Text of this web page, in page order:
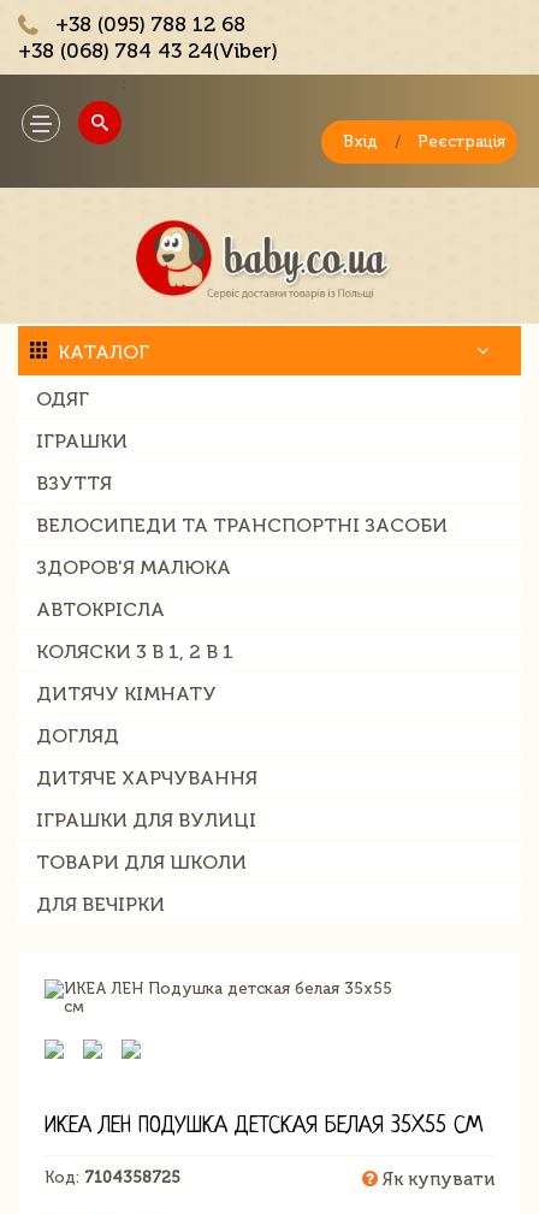
+38 (095) 788 12 68
+38 (068) 784 43 24(Viber)
Toggle
navigation
Вхід / Реєстрація
КАТАЛОГ
ОДЯГ
ІГРАШКИ
ВЗУТТЯ
ВЕЛОСИПЕДИ ТА ТРАНСПОРТНІ ЗАСОБИ
ЗДОРОВ'Я МАЛЮКА
АВТОКРІСЛА
КОЛЯСКИ 3 В 1, 2 В 1
ДИТЯЧУ КІМНАТУ
ДОГЛЯД
ДИТЯЧЕ ХАРЧУВАННЯ
ІГРАШКИ ДЛЯ ВУЛИЦІ
ТОВАРИ ДЛЯ ШКОЛИ
ДЛЯ ВЕЧІРКИ
ИКЕА ЛЕН ПОДУШКА ДЕТСКАЯ БЕЛАЯ 35X55 СМ
Код: 7104358725 Як купувати